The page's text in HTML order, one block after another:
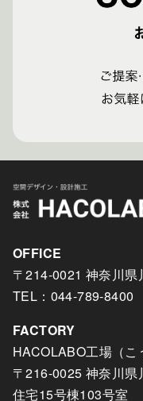
OFFICE
〒214-0021 神奈川県
TEL：044-789-
FACTORY
HACOLABO工場（こ
〒216-0025 神奈川県
住宅15号棟103号室